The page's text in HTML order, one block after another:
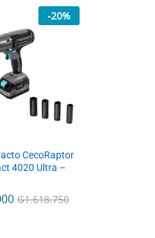
-20%
CecoRaptor
4020 Ultra –
₲1.618.750